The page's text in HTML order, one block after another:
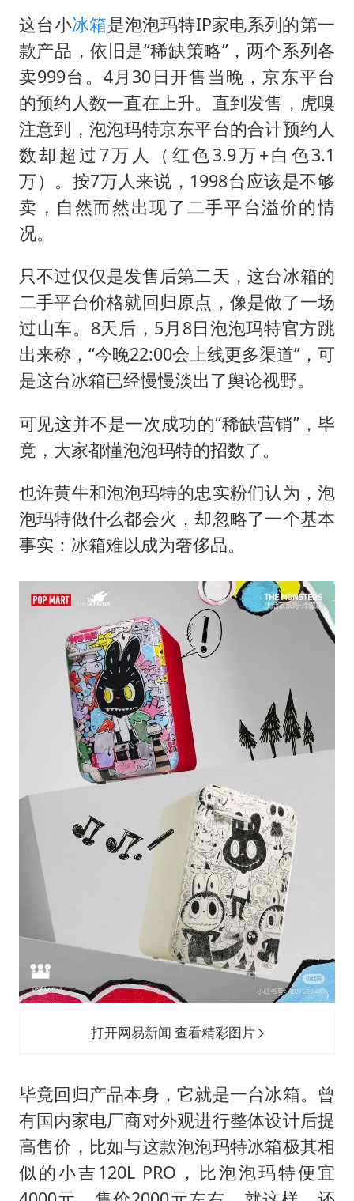
这台小冰箱是泡泡玛特IP家电系列的第一
款产品，依旧是“稀缺策略”，两个系列各
卖999台。4月30日开售当晚，京东平台
的预约人数一直在上升。直到发售，虎嗅
注意到，泡泡玛特京东平台的合计预约人
数却超过7万人（红色3.9万+白色3.1
万）。按7万人来说，1998台应该是不够
卖，自然而然出现了二手平台溢价的情
况。
只不过仅仅是发售后第二天，这台冰箱的
二手平台价格就回归原点，像是做了一场
过山车。8天后，5月8日泡泡玛特官方跳
出来称，“今晚22:00会上线更多渠道”，可
是这台冰箱已经慢慢淡出了舆论视野。
可见这并不是一次成功的“稀缺营销”，毕
竟，大家都懂泡泡玛特的招数了。
也许黄牛和泡泡玛特的忠实粉们认为，泡
泡玛特做什么都会火，却忽略了一个基本
事实：冰箱难以成为奢侈品。
打开网易新闻 查看精彩图片
毕竟回归产品本身，它就是一台冰箱。曾
有国内家电厂商对外观进行整体设计后提
高售价，比如与这款泡泡玛特冰箱极其相
似的小吉120L PRO，比泡泡玛特便宜